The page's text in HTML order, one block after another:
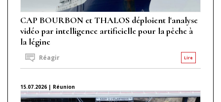
CAP BOURBON et THALOS déploient l'analyse
vidéo par intelligence artificielle pour la pêche à
la légine
Lire
Réagir
15.07.2026 | Réunion